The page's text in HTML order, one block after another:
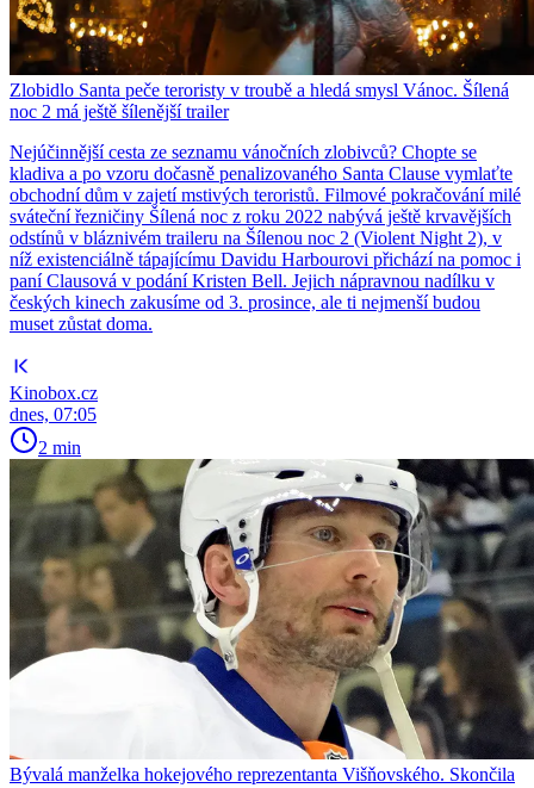
Zlobidlo Santa peče teroristy v troubě a hledá smysl Vánoc. Šílená
noc 2 má ještě šílenější trailer
Nejúčinnější cesta ze seznamu vánočních zlobivců? Chopte se
kladiva a po vzoru dočasně penalizovaného Santa Clause vymlaťte
obchodní dům v zajetí mstivých teroristů. Filmové pokračování milé
sváteční řezničiny Šílená noc z roku 2022 nabývá ještě krvavějších
odstínů v bláznivém traileru na Šílenou noc 2 (Violent Night 2), v
níž existenciálně tápajícímu Davidu Harbourovi přichází na pomoc i
paní Clausová v podání Kristen Bell. Jejich nápravnou nadílku v
českých kinech zakusíme od 3. prosince, ale ti nejmenší budou
muset zůstat doma.
Kinobox.cz
dnes, 07:05
2 min
Bývalá manželka hokejového reprezentanta Višňovského. Skončila